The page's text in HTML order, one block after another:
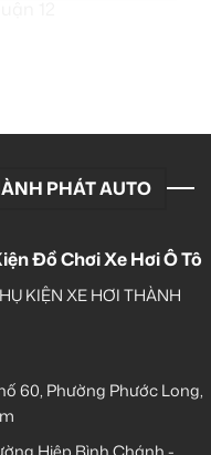
PHÁT AUTO
Đồ Chơi Xe Hơi Ô Tô
KIỆN XE HƠI THÀNH
60, Phường Phước Long,